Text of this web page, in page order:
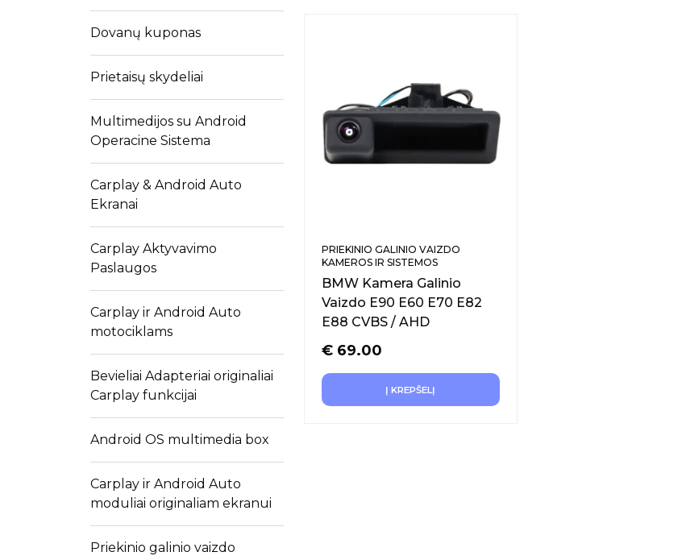
Dovanų kuponas
Prietaisų skydeliai
Multimedijos su Android
Operacine Sistema
Carplay & Android Auto
Ekranai
Carplay Aktyvavimo
Paslaugos
Carplay ir Android Auto
motociklams
Bevieliai Adapteriai originaliai
Carplay funkcijai
Android OS multimedia box
Carplay ir Android Auto
moduliai originaliam ekranui
Priekinio galinio vaizdo
PRIEKINIO GALINIO VAIZDO
KAMEROS IR SISTEMOS
BMW Kamera Galinio
Vaizdo E90 E60 E70 E82
E88 CVBS / AHD
€ 69.00
Į KREPŠELĮ